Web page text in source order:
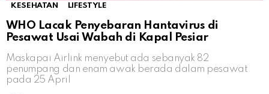
KESEHATAN LIFESTYLE
WHO Lacak Penyebaran Hantavirus di
Pesawat Usai Wabah di Kapal Pesiar
Maskapai Airlink menyebut ada sebanyak 82
penumpang dan enam awak berada dalam pesawat
pada 25 April